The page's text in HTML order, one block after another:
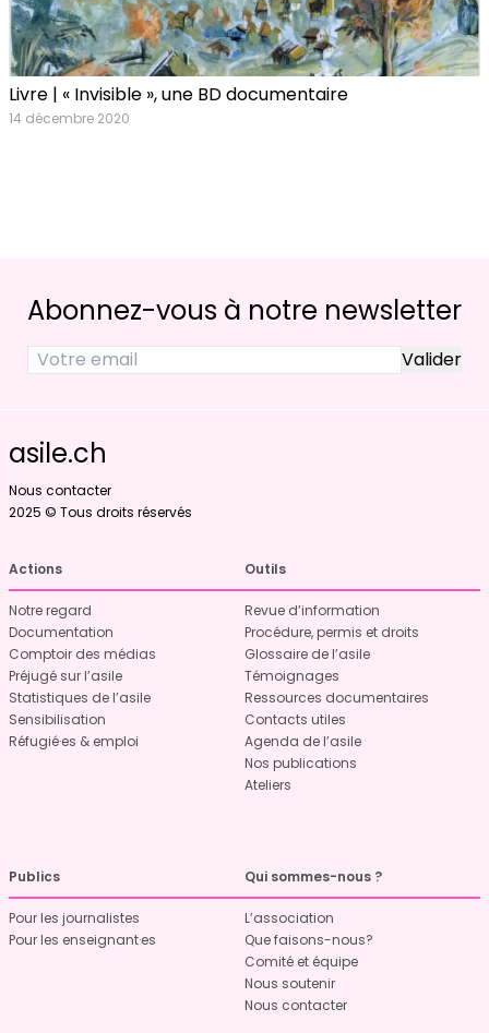
Livre | « Invisible », une BD documentaire
14 décembre 2020
Abonnez-vous à notre newsletter
asile.ch
Nous contacter
2025 © Tous droits réservés
Actions
Notre regard
Documentation
Comptoir des médias
Préjugé sur l’asile
Statistiques de l’asile
Sensibilisation
Réfugié·es & emploi
Outils
Revue d’information
Procédure, permis et droits
Glossaire de l’asile
Témoignages
Ressources documentaires
Contacts utiles
Agenda de l’asile
Nos publications
Ateliers
Publics
Pour les journalistes
Pour les enseignant·es
Qui sommes-nous ?
L’association
Que faisons-nous?
Comité et équipe
Nous soutenir
Nous contacter